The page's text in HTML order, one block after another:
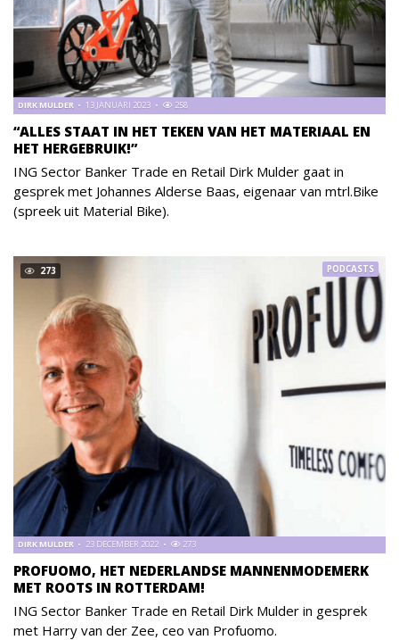
“ALLES STAAT IN HET TEKEN VAN HET MATERIAAL EN
HET HERGEBRUIK!”
DIRK MULDER 13 JANUARI 2023 258
ING Sector Banker Trade en Retail Dirk Mulder gaat in
gesprek met Johannes Alderse Baas, eigenaar van mtrl.Bike
(spreek uit Material Bike).
273
PROFUOMO, HET NEDERLANDSE MANNENMODEMERK
MET ROOTS IN ROTTERDAM!
DIRK MULDER 23 DECEMBER 2022 273
PODCASTS
ING Sector Banker Trade en Retail Dirk Mulder in gesprek
met Harry van der Zee, ceo van Profuomo.